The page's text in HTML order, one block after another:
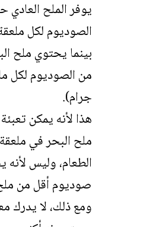
الصوديوم لكل ملعقة
جرام).
هذا لأنه يمكن
ملح البحر في
الطعام، وليس
صوديوم أقل من
ومع ذلك، لا يدرك